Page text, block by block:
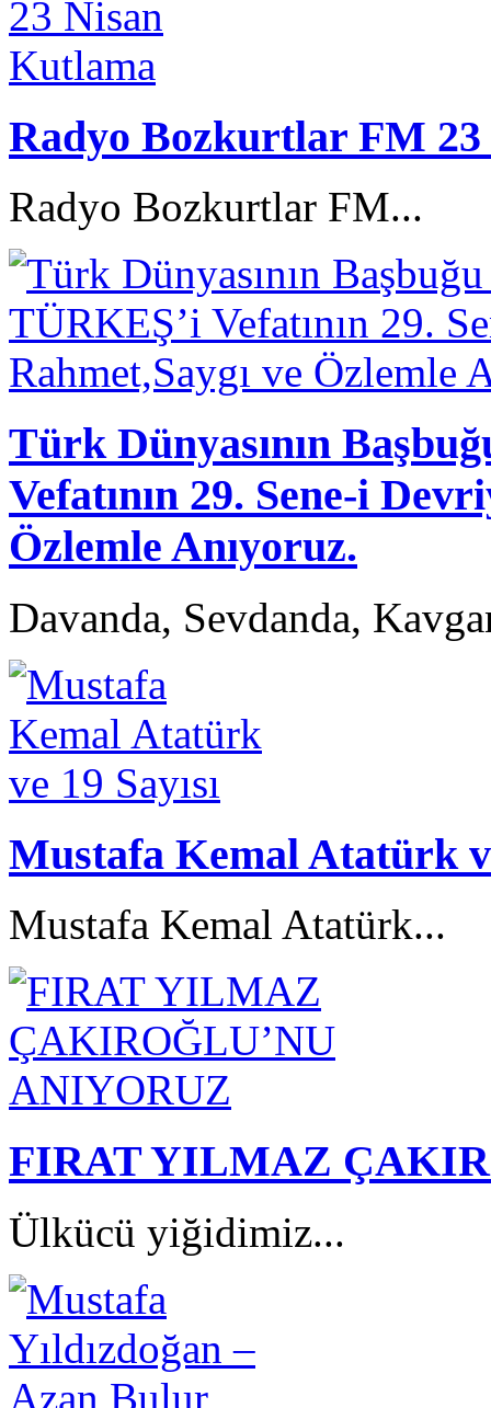
Radyo Bozkurtlar FM
Radyo Bozkurtlar FM...
Türk Dünyasının
Vefatının 29. Sene-i
Özlemle Anıyoruz.
Davanda, Sevdanda,
Mustafa Kemal Atatürk
Mustafa Kemal Atatürk...
FIRAT YILMAZ
Ülkücü yiğidimiz...